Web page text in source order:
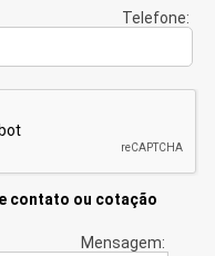
Telefone:
contato ou cotação
Mensagem: